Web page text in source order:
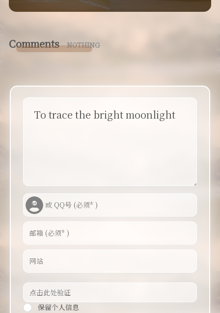
Comments NOTHING
To trace the bright moonlight
保留个人信息